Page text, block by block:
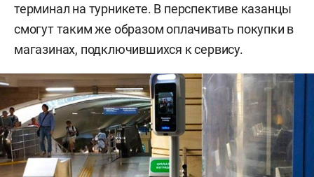
терминал на турникете. В перспективе казанцы
смогут таким же образом оплачивать покупки в
магазинах, подключившихся к сервису.